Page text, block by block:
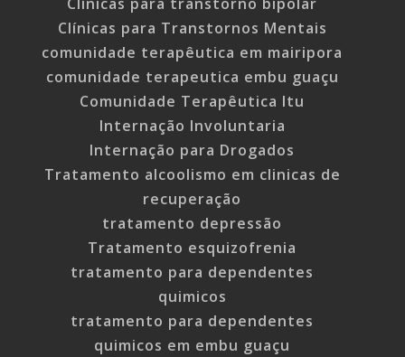
Clínicas para Transtornos Mentais
comunidade terapêutica em mairipora
comunidade terapeutica embu guaçu
Comunidade Terapêutica Itu
Internação Involuntaria
Internação para Drogados
Tratamento alcoolismo em clinicas de
recuperação
tratamento depressão
Tratamento esquizofrenia
tratamento para dependentes
quimicos
tratamento para dependentes
quimicos em embu guaçu